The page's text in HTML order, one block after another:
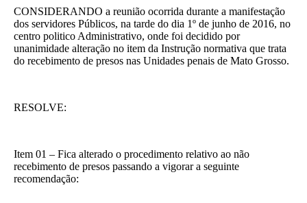
Pautas Nacionais
Convênios
Fale Conosco
Regimento interno do Sindsppen
CONSIDERANDO a reunião ocorrida durante a manifestação
dos servidores Públicos, na tarde do dia 1º de junho de 2016, no
centro politico Administrativo, onde foi decidido por
unanimidade alteração no item da Instrução normativa que trata
do recebimento de presos nas Unidades penais de Mato Grosso.
RESOLVE:
Item 01 – Fica alterado o procedimento relativo ao não
recebimento de presos passando a vigorar a seguinte
recomendação: